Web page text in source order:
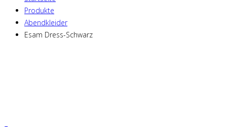
Produkte
Abendkleider
Esam Dress-Schwarz